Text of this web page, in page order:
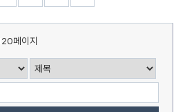
페이지